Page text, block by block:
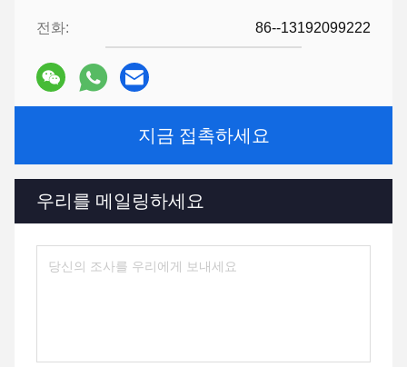
전화: 86--13192099222
지금 접촉하세요
우리를 메일링하세요